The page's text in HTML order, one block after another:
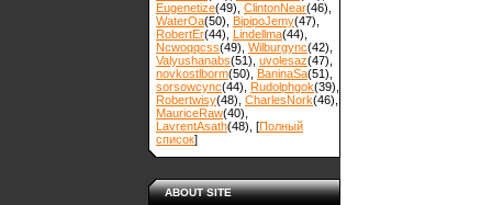
Eugenetize(49) ClintonNear(46)
WaterOa(50) BipipoJemy(47)
RobertEr(44) Lindellma(44)
Ncwoqqcss(49) Wilburgync(42)
Valyushanabs(51) uvolesaz(47)
novkostlborm(50) ВaninaSa(51)
sorsowcync(44) Rudolphgok(39)
Robertwisy(48) CharlesNork(46)
MauriceRaw(40)
LavrentAsath(48) , [Полный
список]
ABOUT SITE